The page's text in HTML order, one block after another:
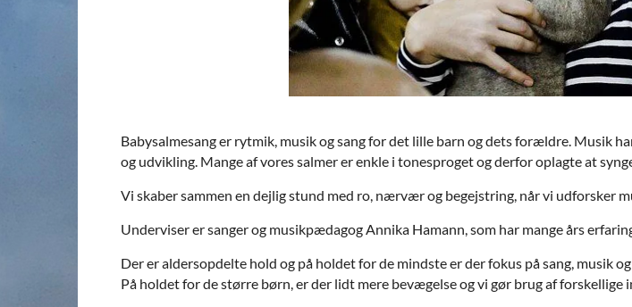
Babysalmesang er rytmik, musik og sang for det lille barn og dets forældre. Musik
og udvikling. Mange af vores salmer er enkle i tonesproget og derfor oplagte at
Vi skaber sammen en dejlig stund med ro, nærvær og begejstring, når vi udforsker
Underviser er sanger og musikpædagog Annika Hamann, som har mange års
Der er aldersopdelte hold og på holdet for de mindste er der fokus på sang, musik
På holdet for de større børn, er der lidt mere bevægelse og vi gør brug af